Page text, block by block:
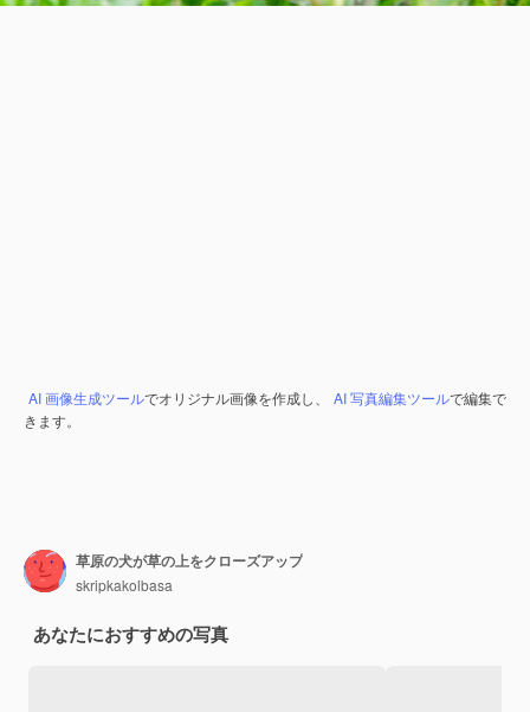
AI 画像生成ツールでオリジナル画像を作成し、 AI 写真編集ツールで編集で
きます。
草原の犬が草の上をクローズアップ
skripkakolbasa
あなたにおすすめの写真